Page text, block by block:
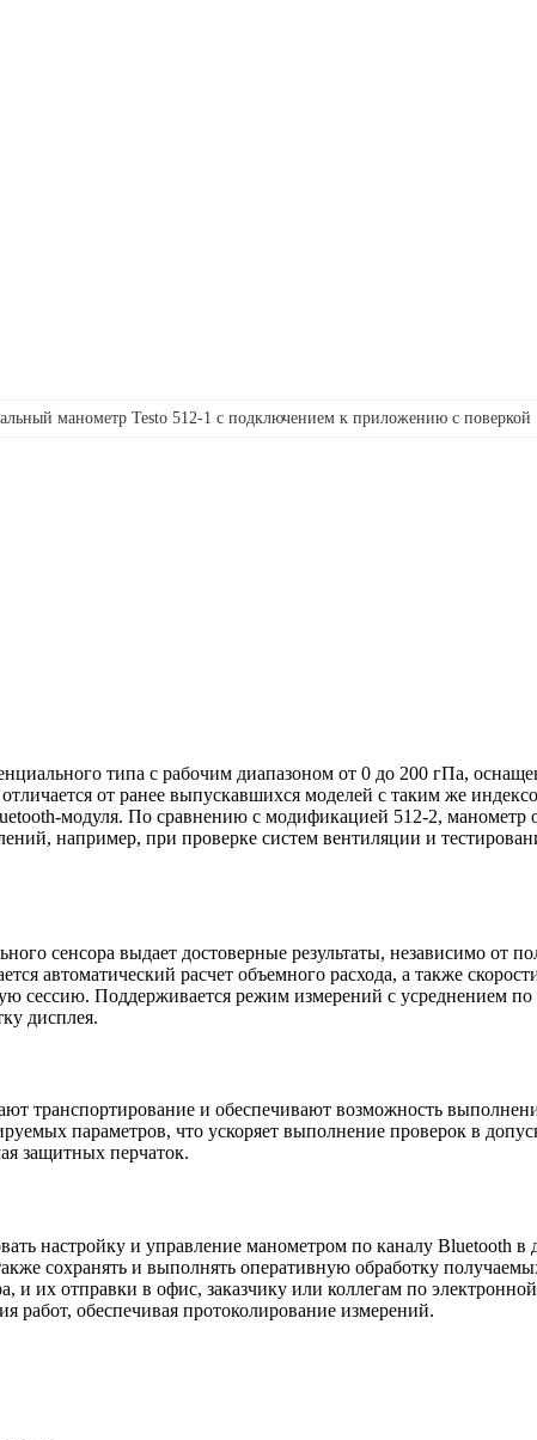
манометр Testo 512-1 с подключением к приложению с поверкой
типа с рабочим диапазоном от 0 до 200 гПа,
от ранее выпускавшихся моделей с таким же
модуля. По сравнению с модификацией 512-2,
например, при проверке систем вентиляции и
сенсора выдает достоверные результаты, независимо от
автоматический расчет объемного расхода, а также
сессию. Поддерживается режим измерений с усреднением
дисплея.
транспортирование и обеспечивают возможность
параметров, что ускоряет выполнение проверок в
защитных перчаток.
настройку и управление манометром по каналу Bluetooth
сохранять и выполнять оперативную обработку
и их отправки в офис, заказчику или коллегам по
работ, обеспечивая протоколирование измерений.